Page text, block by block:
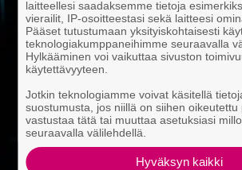
laitteellesi saadaksemme tietoja
vierailit, IP-osoitteestasi sekä laitteesi
Pääset tutustumaan yksityiskohtaisesti
teknologiakumppaneihimme seuraavalla
Hylkääminen voi vaikuttaa sivuston
käytettävyyteen.
Jotkin teknologiamme voivat käsitellä
suostumusta, jos niillä on siihen oikeutettu
vastustaa tätä tai muuttaa asetuksiasi
seuraavalla välilehdellä.
Hyväksyn kaikki